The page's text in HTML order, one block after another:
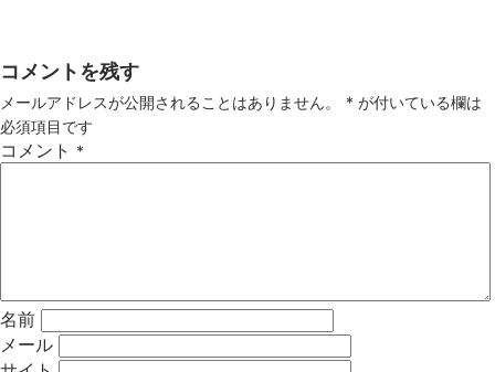
コメントを残す
メールアドレスが公開されることはありません。 * が付いている欄は
必須項目です
コメント *
名前
メール